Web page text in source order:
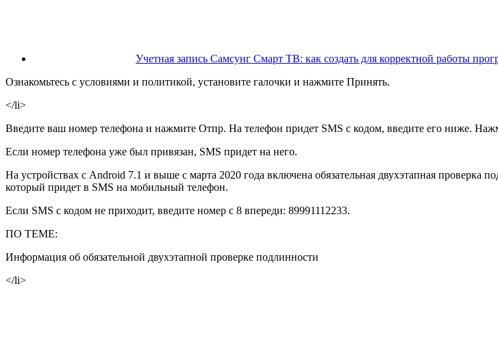
Учетная запись Самсунг Смарт ТВ: как создать для корректной работы
Ознакомьтесь с условиями и политикой, установите галочки и нажмите Принять.
</li>
Введите ваш номер телефона и нажмите Отпр. На телефон придет SMS с кодом, введите его ниже.
Если номер телефона уже был привязан, SMS придет на него.
На устройствах с Android 7.1 и выше с марта 2020 года включена обязательная двухэтапная проверка
который придет в SMS на мобильный телефон.
Если SMS с кодом не приходит, введите номер с 8 впереди: 89991112233.
ПО ТЕМЕ:
Информация об обязательной двухэтапной проверке подлинности
</li>